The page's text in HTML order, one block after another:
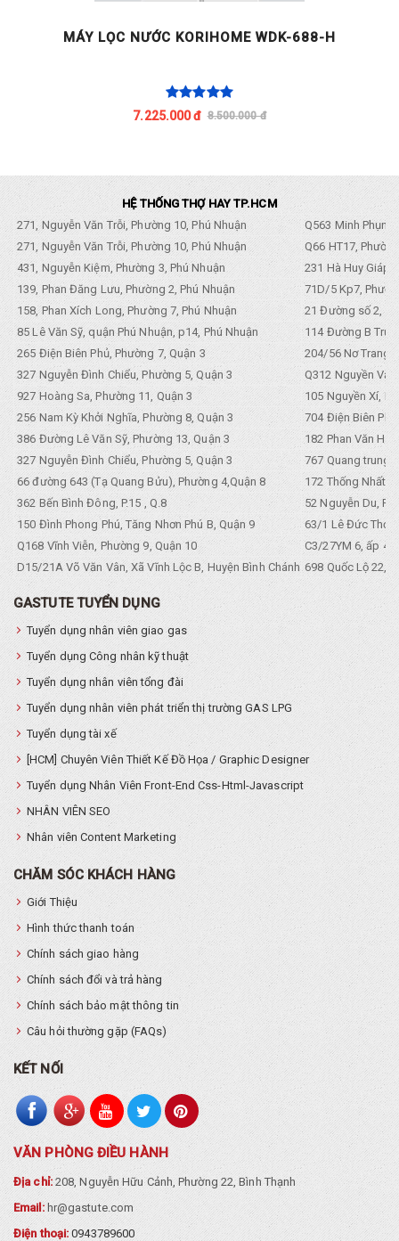
MÁY LỌC NƯỚC KORIHOME WDK-688-H
7.225.000 đ 8.500.000 đ
HỆ THỐNG THỢ HAY TP.HCM
271, Nguyễn Văn Trỗi, Phường 10, Phú Nhuận
Q563 Minh
271, Nguyễn Văn Trỗi, Phường 10, Phú Nhuận
Q66 HT17,
431, Nguyễn Kiệm, Phường 3, Phú Nhuận
231 Hà Huy Giáp,
139, Phan Đăng Lưu, Phường 2, Phú Nhuận
71D/5 Kp7,
158, Phan Xích Long, Phường 7, Phú Nhuận
21 Đường số 2,
85 Lê Văn Sỹ, quận Phú Nhuận, p14, Phú Nhuận
114 Đường B
265 Điện Biên Phủ, Phường 7, Quận 3
204/56 Nơ Trang
327 Nguyễn Đình Chiểu, Phường 5, Quận 3
Q312 Nguyền
927 Hoàng Sa, Phường 11, Quận 3
105 Nguyền Xí,
256 Nam Kỳ Khởi Nghĩa, Phường 8, Quận 3
704 Điện Biên
386 Đường Lê Văn Sỹ, Phường 13, Quận 3
182 Phan Văn
327 Nguyễn Đình Chiểu, Phường 5, Quận 3
767 Quang trung,
66 đường 643 (Tạ Quang Bửu), Phường 4,Quận 8
172 Thống Nhất.
362 Bến Bình Đông, P.15 , Q.8
52 Nguyễn Du,
150 Đình Phong Phú, Tăng Nhơn Phú B, Quận 9
63/1 Lê Đức Thọ,
Q168 Vĩnh Viễn, Phường 9, Quận 10
C3/27YM 6, ấp 4,
D15/21A Võ Văn Vân, Xã Vĩnh Lộc B, Huyện Bình Chánh 698 Quốc Lộ 22,
GASTUTE TUYỂN DỤNG
Tuyển dụng nhân viên giao gas
Tuyển dụng Công nhân kỹ thuật
Tuyển dụng nhân viên tổng đài
Tuyển dụng nhân viên phát triển thị trường GAS LPG
Tuyển dụng tài xế
[HCM] Chuyên Viên Thiết Kế Đồ Họa / Graphic Designer
Tuyển dụng Nhân Viên Front-End Css-Html-Javascript
NHÂN VIÊN SEO
Nhân viên Content Marketing
CHĂM SÓC KHÁCH HÀNG
Giới Thiệu
Hình thức thanh toán
Chính sách giao hàng
Chính sách đổi và trả hàng
Chính sách bảo mật thông tin
Câu hỏi thường gặp (FAQs)
KẾT NỐI
VĂN PHÒNG ĐIỀU HÀNH
Địa chỉ:208, Nguyễn Hữu Cảnh, Phường 22, Bình Thạnh
Email: hr@gastute.com
Điện thoại:0943789600